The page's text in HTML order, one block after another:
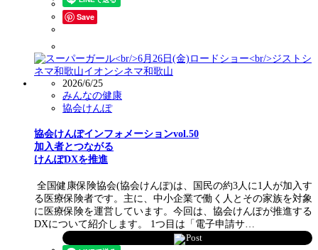
Save
2026/6/25
みんなの健康
協会けんぽ
協会けんぽインフォメーションvol.50
加入者とつながる
けんぽDXを推進
全国健康保険協会(協会けんぽ)は、国民の約3人に1人が加入す
る医療保険者です。主に、中小企業で働く人とその家族を対象
に医療保険を運営しています。今回は、協会けんぽが推進する
DXについて紹介します。 1つ目は「電子申請サ…
Post